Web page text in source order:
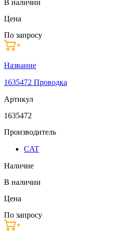
В наличии
Цена
По запросу
Название
1635472 Проводка
Артикул
1635472
Производитель
CAT
Наличие
В наличии
Цена
По запросу